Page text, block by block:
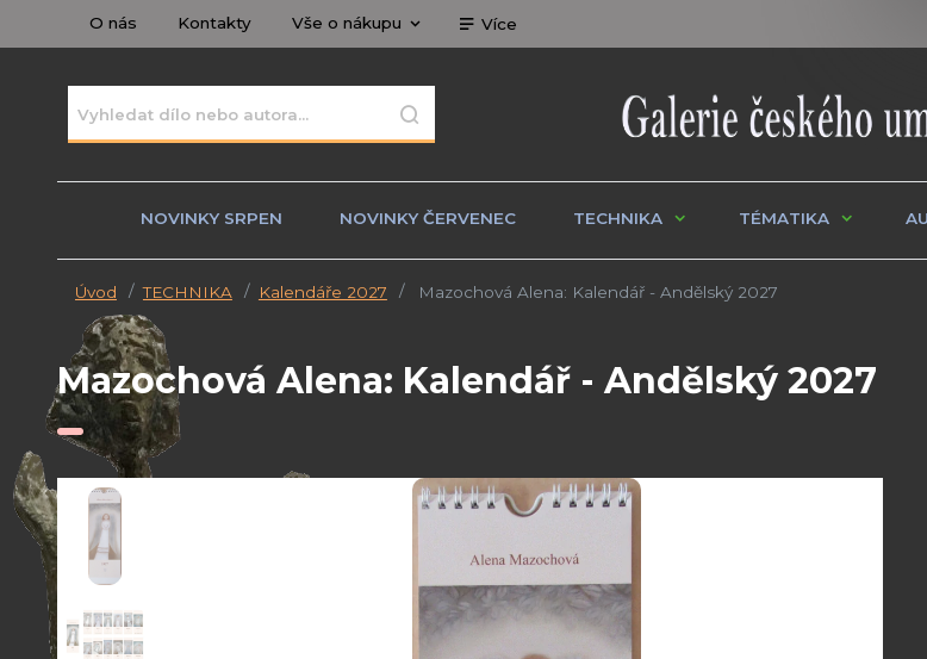
O nás Kontakty Vše o nákupu Více
NOVINKY SRPEN NOVINKY ČERVENEC TECHNIKA TÉMATIKA
Úvod TECHNIKA Kalendáře 2027 Mazochová Alena: Kalendář - Andělský 2027
Mazochová Alena: Kalendář - Andělský 2027